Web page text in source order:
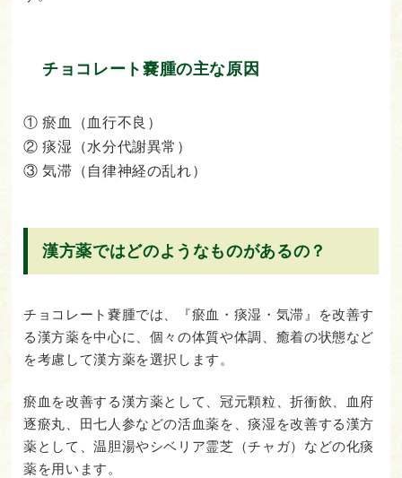
チョコレート嚢腫の主な原因
① 瘀血（血行不良）
② 痰湿（水分代謝異常）
③ 気滞（自律神経の乱れ）
漢方薬ではどのようなものがあるの？
チョコレート嚢腫では、『瘀血・痰湿・気滞』を改善す
る漢方薬を中心に、個々の体質や体調、癒着の状態など
を考慮して漢方薬を選択します。
瘀血を改善する漢方薬として、冠元顆粒、折衝飲、血府
逐瘀丸、田七人参などの活血薬を、痰湿を改善する漢方
薬として、温胆湯やシベリア霊芝（チャガ）などの化痰
薬を用います。